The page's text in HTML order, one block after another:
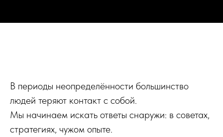
В периоды неопределённости большинство
людей теряют контакт с собой.
Мы начинаем искать ответы снаружи: в советах,
стратегиях, чужом опыте.